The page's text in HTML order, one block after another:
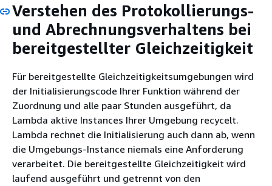
Verstehen des Protokollierungs-
und Abrechnungsverhaltens bei
bereitgestellter Gleichzeitigkeit
Für bereitgestellte Gleichzeitigkeitsumgebungen wird
der Initialisierungscode Ihrer Funktion während der
Zuordnung und alle paar Stunden ausgeführt, da
Lambda aktive Instances Ihrer Umgebung recycelt.
Lambda rechnet die Initialisierung auch dann ab, wenn
die Umgebungs-Instance niemals eine Anforderung
verarbeitet. Die bereitgestellte Gleichzeitigkeit wird
laufend ausgeführt und getrennt von den